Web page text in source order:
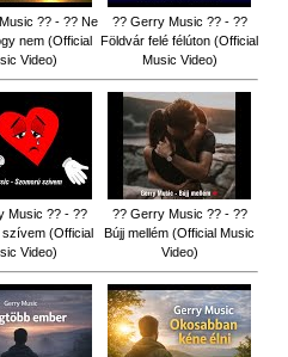
?? - ?? Ne
nem (Official
Video)
?? Gerry Music ?? - ??
Földvár felé félúton (Official
Music Video)
Music ?? - ??
szívem (Official
Video)
?? Gerry Music ?? - ??
Bújj mellém (Official Music
Video)